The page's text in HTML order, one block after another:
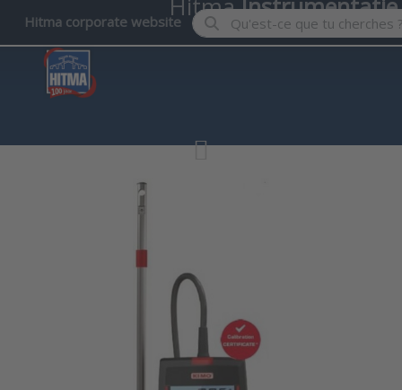
Hitma corporate website Enter a search term. Results
HitmaInstrumentatie